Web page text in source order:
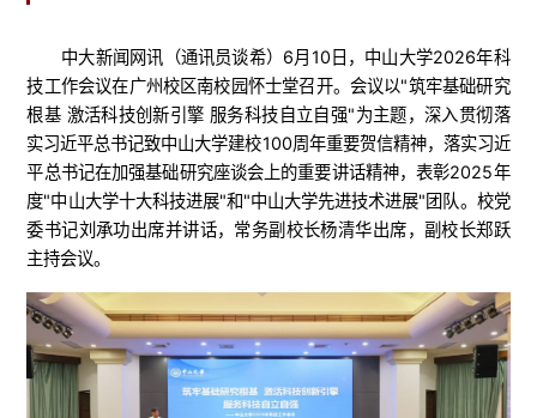
中大新闻网讯（通讯员谈希）6月10日，中山大学2026年科
技工作会议在广州校区南校园怀士堂召开。会议以"筑牢基础研究
根基 激活科技创新引擎 服务科技自立自强"为主题，深入贯彻落
实习近平总书记致中山大学建校100周年重要贺信精神，落实习近
平总书记在加强基础研究座谈会上的重要讲话精神，表彰2025年
度"中山大学十大科技进展"和"中山大学先进技术进展"团队。校党
委书记刘承功出席并讲话，常务副校长杨清华出席，副校长郑跃
主持会议。